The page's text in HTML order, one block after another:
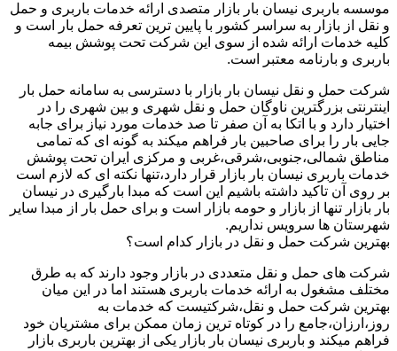
موسسه باربری نیسان بار بازار متصدی ارائه خدمات باربری و حمل
و نقل از بازار به سراسر کشور با پایین ترین تعرفه حمل بار است و
کلیه خدمات ارائه شده از سوی این شرکت تحت پوشش بیمه
باربری و بارنامه معتبر است.
شرکت حمل و نقل نیسان بار بازار با دسترسی به سامانه حمل بار
اینترنتی بزرگترین ناوگان حمل و نقل شهری و بین شهری را در
اختیار دارد و با اتکا به آن صفر تا صد خدمات مورد نیاز برای جابه
جایی بار را برای صاحبین بار فراهم میکند به گونه ای که تمامی
مناطق شمالی،جنوبی،شرقی،غربی و مرکزی ایران تحت پوشش
خدمات باربری نیسان بار بازار قرار دارد،تنها نکته ای که لازم است
بر روی آن تاکید داشته باشیم این است که مبدا بارگیری در نیسان
بار بازار تنها از بازار و حومه بازار است و برای حمل بار از مبدا سایر
شهرستان ها سرویس نداریم.
بهترین شرکت حمل و نقل در بازار کدام است؟
شرکت های حمل و نقل متعددی در بازار وجود دارند که به طرق
مختلف مشغول به ارائه خدمات باربری هستند اما در این میان
بهترین شرکت حمل و نقل،شرکتیست که خدمات به
روز،ارزان،جامع را در کوتاه ترین زمان ممکن برای مشتریان خود
فراهم میکند و باربری نیسان بار بازار یکی از بهترین باربری بازار